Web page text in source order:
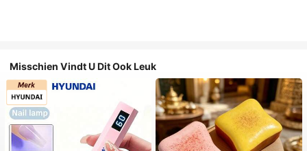
Misschien Vindt U Dit Ook Leuk